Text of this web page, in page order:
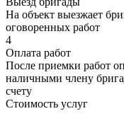
На объект выезжает
оговоренных работ
4
Оплата работ
После приемки работ
наличными члену
счету
Стоимость услуг